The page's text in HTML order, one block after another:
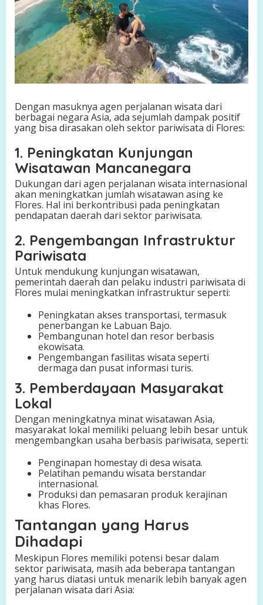
Dengan masuknya agen perjalanan wisata dari
berbagai negara Asia, ada sejumlah dampak positif
yang bisa dirasakan oleh sektor pariwisata di Flores:
1. Peningkatan Kunjungan
Wisatawan Mancanegara
Dukungan dari agen perjalanan wisata internasional
akan meningkatkan jumlah wisatawan asing ke
Flores. Hal ini berkontribusi pada peningkatan
pendapatan daerah dari sektor pariwisata.
2. Pengembangan Infrastruktur
Pariwisata
Untuk mendukung kunjungan wisatawan,
pemerintah daerah dan pelaku industri pariwisata di
Flores mulai meningkatkan infrastruktur seperti:
Peningkatan akses transportasi, termasuk
penerbangan ke Labuan Bajo.
Pembangunan hotel dan resor berbasis
ekowisata.
Pengembangan fasilitas wisata seperti
dermaga dan pusat informasi turis.
3. Pemberdayaan Masyarakat
Lokal
Dengan meningkatnya minat wisatawan Asia,
masyarakat lokal memiliki peluang lebih besar untuk
mengembangkan usaha berbasis pariwisata, seperti:
Penginapan homestay di desa wisata.
Pelatihan pemandu wisata berstandar
internasional.
Produksi dan pemasaran produk kerajinan
khas Flores.
Tantangan yang Harus
Dihadapi
Meskipun Flores memiliki potensi besar dalam
sektor pariwisata, masih ada beberapa tantangan
yang harus diatasi untuk menarik lebih banyak agen
perjalanan wisata dari Asia: